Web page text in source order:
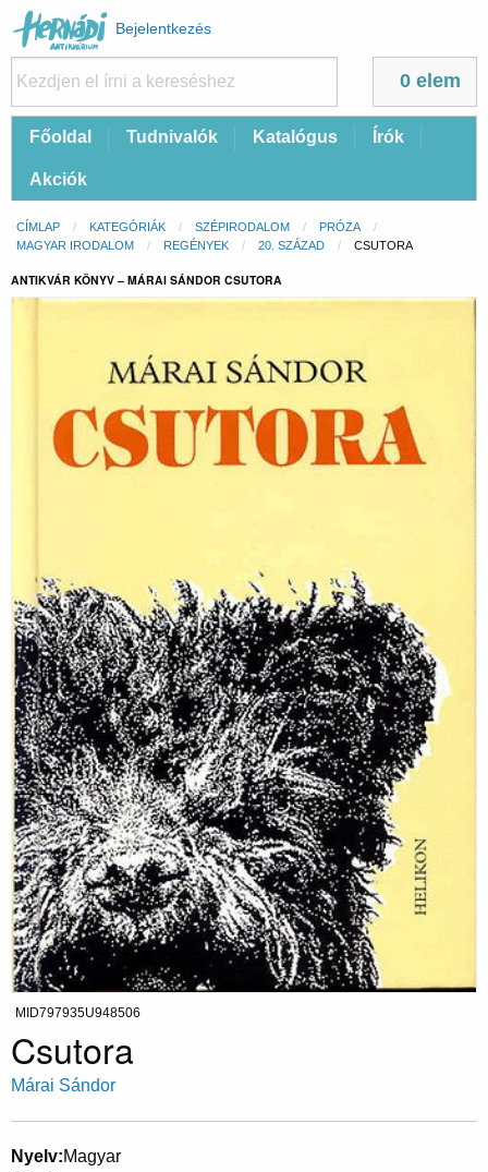
Felhasználói
fiók
menüje
Bejelentkezés
0 elem
FőFőoldal Tudnivalók Katalógus Írók
Akciók
Morzsa
CÍMLAP KATEGÓRIÁK SZÉPIRODALOM
PRÓZA
MAGYAR IRODALOM
REGÉNYEK 20. SZÁZAD CURRENT:
CSUTORA
ANTIKVÁR KÖNYV – MÁRAI SÁNDOR CSUTORA
MID797935U948506
Csutora
Márai Sándor
Nyelv Magyar